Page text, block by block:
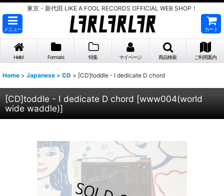
東京・新代田 LIKE A FOOL RECORDS OFFICIAL WEB SHOP！
メニュー カート
Hello! Formats 特集 マイページ 商品検索 ご利用案内
Home > Japanese > CD > [CD]toddle - I dedicate D chord
[CD]toddle - I dedicate D chord [www004(world
wide waddle)]